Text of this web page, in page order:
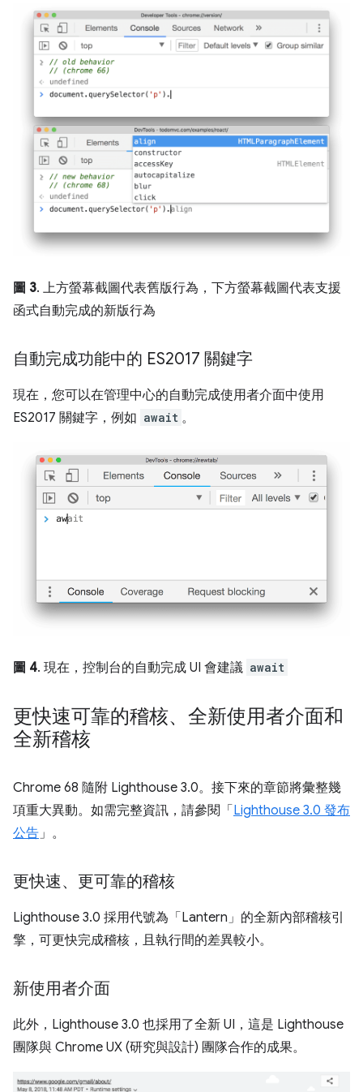
圖 3. 上方螢幕截圖代表舊版行為，下方螢幕截圖代表支援
函式自動完成的新版行為
自動完成功能中的 ES2017 關鍵字
現在，您可以在管理中心的自動完成使用者介面中使用
ES2017 關鍵字，例如 await 。
圖 4. 現在，控制台的自動完成 UI 會建議 await
更快速可靠的稽核、全新使用者介面和
全新稽核
Chrome 68 隨附 Lighthouse 3.0。接下來的章節將彙整幾
項重大異動。如需完整資訊，請參閱「 Lighthouse 3.0 發布
公告」。
更快速、更可靠的稽核
Lighthouse 3.0 採用代號為「Lantern」的全新內部稽核引
擎，可更快完成稽核，且執行間的差異較小。
新使用者介面
此外，Lighthouse 3.0 也採用了全新 UI，這是 Lighthouse
團隊與 Chrome UX (研究與設計) 團隊合作的成果。